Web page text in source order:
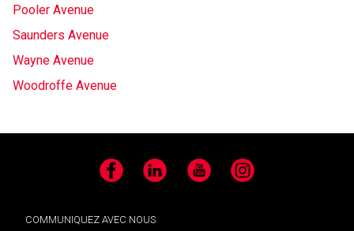
Pooler Avenue
Saunders Avenue
Wayne Avenue
Woodroffe Avenue
Facebook LinkedIn YouTube Instagram
COMMUNIQUEZ AVEC NOUS